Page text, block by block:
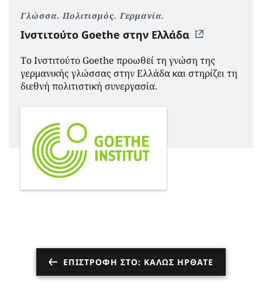
Γλώσσα. Πολιτισμός. Γερμανία.
Ινστιτούτο Goethe στην Ελλάδα
Το Ινστιτούτο Goethe προωθεί τη γνώση της
γερμανικής γλώσσας στην Ελλάδα και στηρίζει τη
διεθνή πολιτιστική συνεργασία.
ΕΠΙΣΤΡΟΦΉ ΣΤΟ: ΚΑΛΏΣ ΉΡΘΑΤΕ